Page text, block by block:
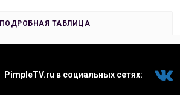
ПОДРОБНАЯ ТАБЛИЦА
PimpleTV.ru в социальных сетях: